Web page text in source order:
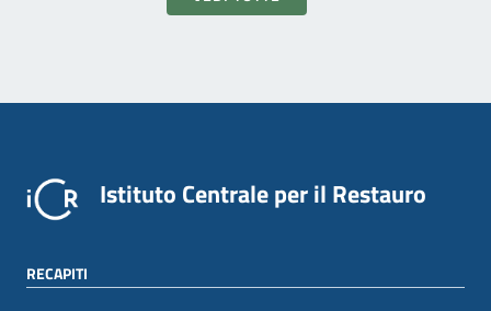
Istituto Centrale per il Restauro
RECAPITI